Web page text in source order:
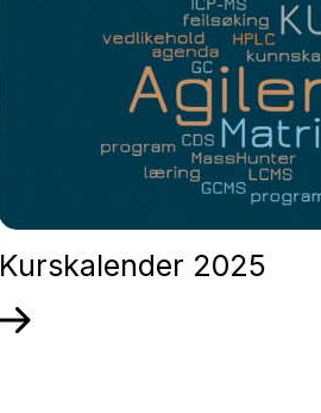
Kurskalender 2025